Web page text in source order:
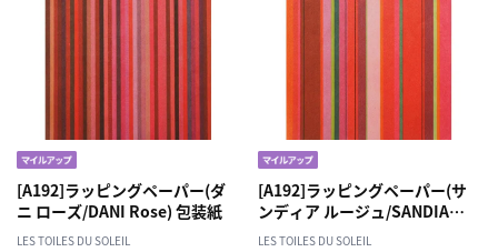
[A192]ラッピングペーパー(ダ
ニ ローズ/DANI Rose) 包装紙
LES TOILES DU SOLEIL
[A192]ラッピングペーパー(サ
ンディア ルージュ/SANDIA
Rouge) 包装紙
LES TOILES DU SOLEIL